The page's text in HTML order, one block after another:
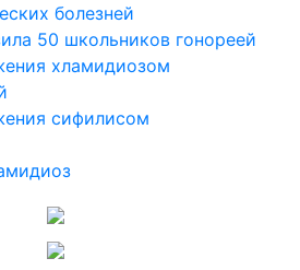
болезней
50 школьников гонореей
хламидиозом
сифилисом